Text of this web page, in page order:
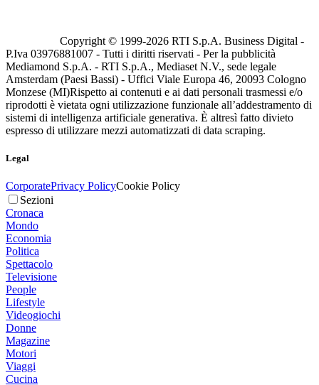
Copyright © 1999-2026 RTI S.p.A. Business Digital -
P.Iva 03976881007 - Tutti i diritti riservati - Per la pubblicità
Mediamond S.p.A. - RTI S.p.A., Mediaset N.V., sede legale
Amsterdam (Paesi Bassi) - Uffici Viale Europa 46, 20093 Cologno
Monzese (MI)Rispetto ai contenuti e ai dati personali trasmessi e/o
riprodotti è vietata ogni utilizzazione funzionale all’addestramento di
sistemi di intelligenza artificiale generativa. È altresì fatto divieto
espresso di utilizzare mezzi automatizzati di data scraping.
Legal
CorporatePrivacy PolicyCookie Policy
Sezioni
Cronaca
Mondo
Economia
Politica
Spettacolo
Televisione
People
Lifestyle
Videogiochi
Donne
Magazine
Motori
Viaggi
Cucina